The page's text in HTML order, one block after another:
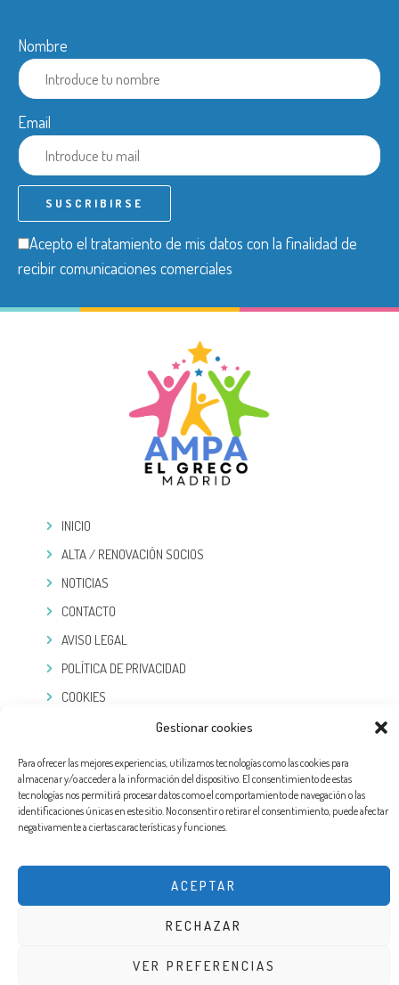
Gestionar cookies
Para ofrecer las mejores experiencias, utilizamos tecnologías como las cookies para
almacenar y/o acceder a la información del dispositivo. El consentimiento de estas
tecnologías nos permitirá procesar datos como el comportamiento de navegación o las
identificaciones únicas en este sitio. No consentir o retirar el consentimiento, puede afectar
negativamente a ciertas características y funciones.
ACEPTAR
RECHAZAR
VER PREFERENCIAS
Nombre
Email
Acepto el tratamiento de mis datos con la finalidad de
recibir comunicaciones comerciales
INICIO
ALTA / RENOVACIÓN SOCIOS
NOTICIAS
CONTACTO
AVISO LEGAL
POLÍTICA DE PRIVACIDAD
COOKIES